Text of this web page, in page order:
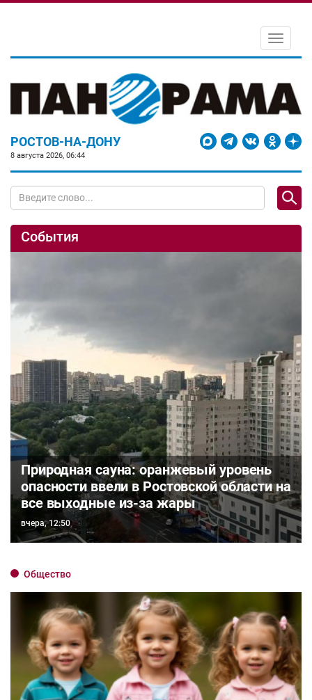
Toggle
РОСТОВ-НА-ДОНУ
8 августа 2026, 06:44
События
Природная сауна: оранжевый уровень
опасности ввели в Ростовской области на
все выходные из-за жары
вчера, 12:50
Общество